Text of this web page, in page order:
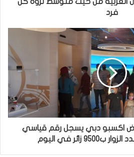
فرد
اكسبو دبي يسجل رقم قياسي
زائر في اليوم